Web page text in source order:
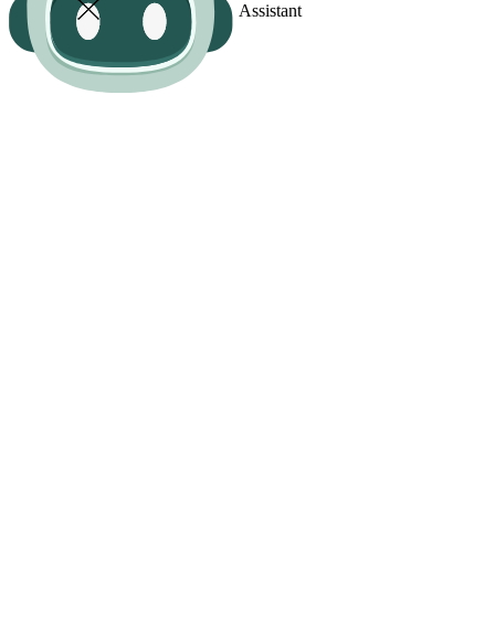
Assistant